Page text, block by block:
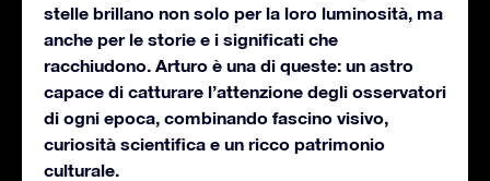
stelle brillano non solo per la loro luminosità, ma
anche per le storie e i significati che
racchiudono. Arturo è una di queste: un astro
capace di catturare l’attenzione degli osservatori
di ogni epoca, combinando fascino visivo,
curiosità scientifica e un ricco patrimonio
culturale.